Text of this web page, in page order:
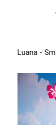
Luana -